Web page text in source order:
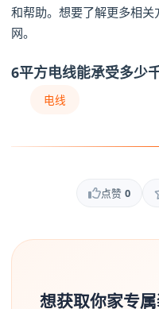
和帮助。想要了解更多相
网。
6平方电线能承受多少
电线
点赞 0
想获取你家专